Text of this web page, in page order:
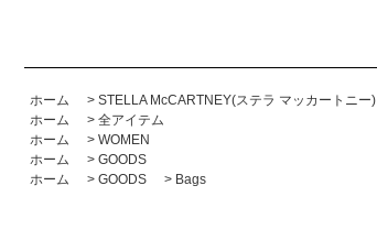
ホーム > STELLA McCARTNEY(ステラ マッカートニー)
ホーム
> 全アイテム
ホーム
> WOMEN
ホーム
> GOODS
ホーム
> GOODS > Bags